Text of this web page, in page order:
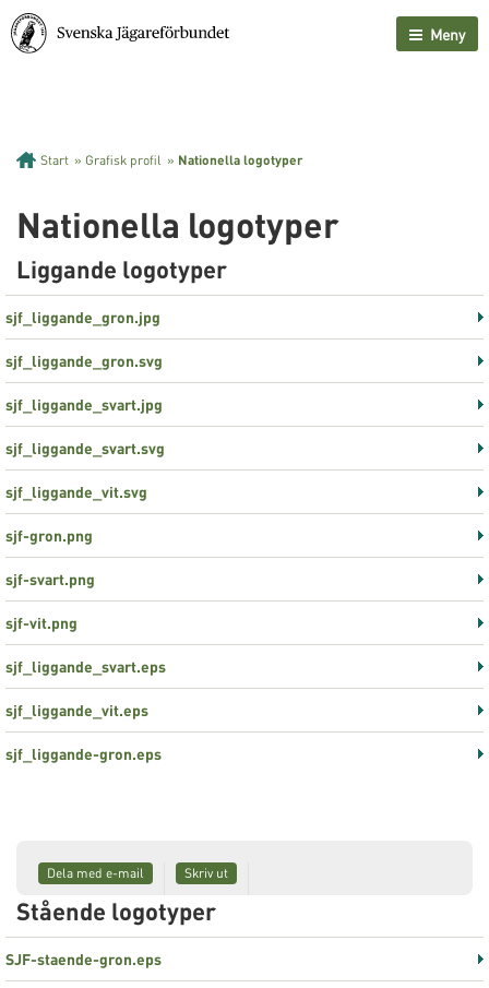
Meny
Start » Grafisk profil » Nationella logotyper
Nationella logotyper
Liggande logotyper
sjf_liggande_gron.jpg
sjf_liggande_gron.svg
sjf_liggande_svart.jpg
sjf_liggande_svart.svg
sjf_liggande_vit.svg
sjf-gron.png
sjf-svart.png
sjf-vit.png
sjf_liggande_svart.eps
sjf_liggande_vit.eps
sjf_liggande-gron.eps
Dela med e-mail Skriv ut
Stående logotyper
SJF-staende-gron.eps